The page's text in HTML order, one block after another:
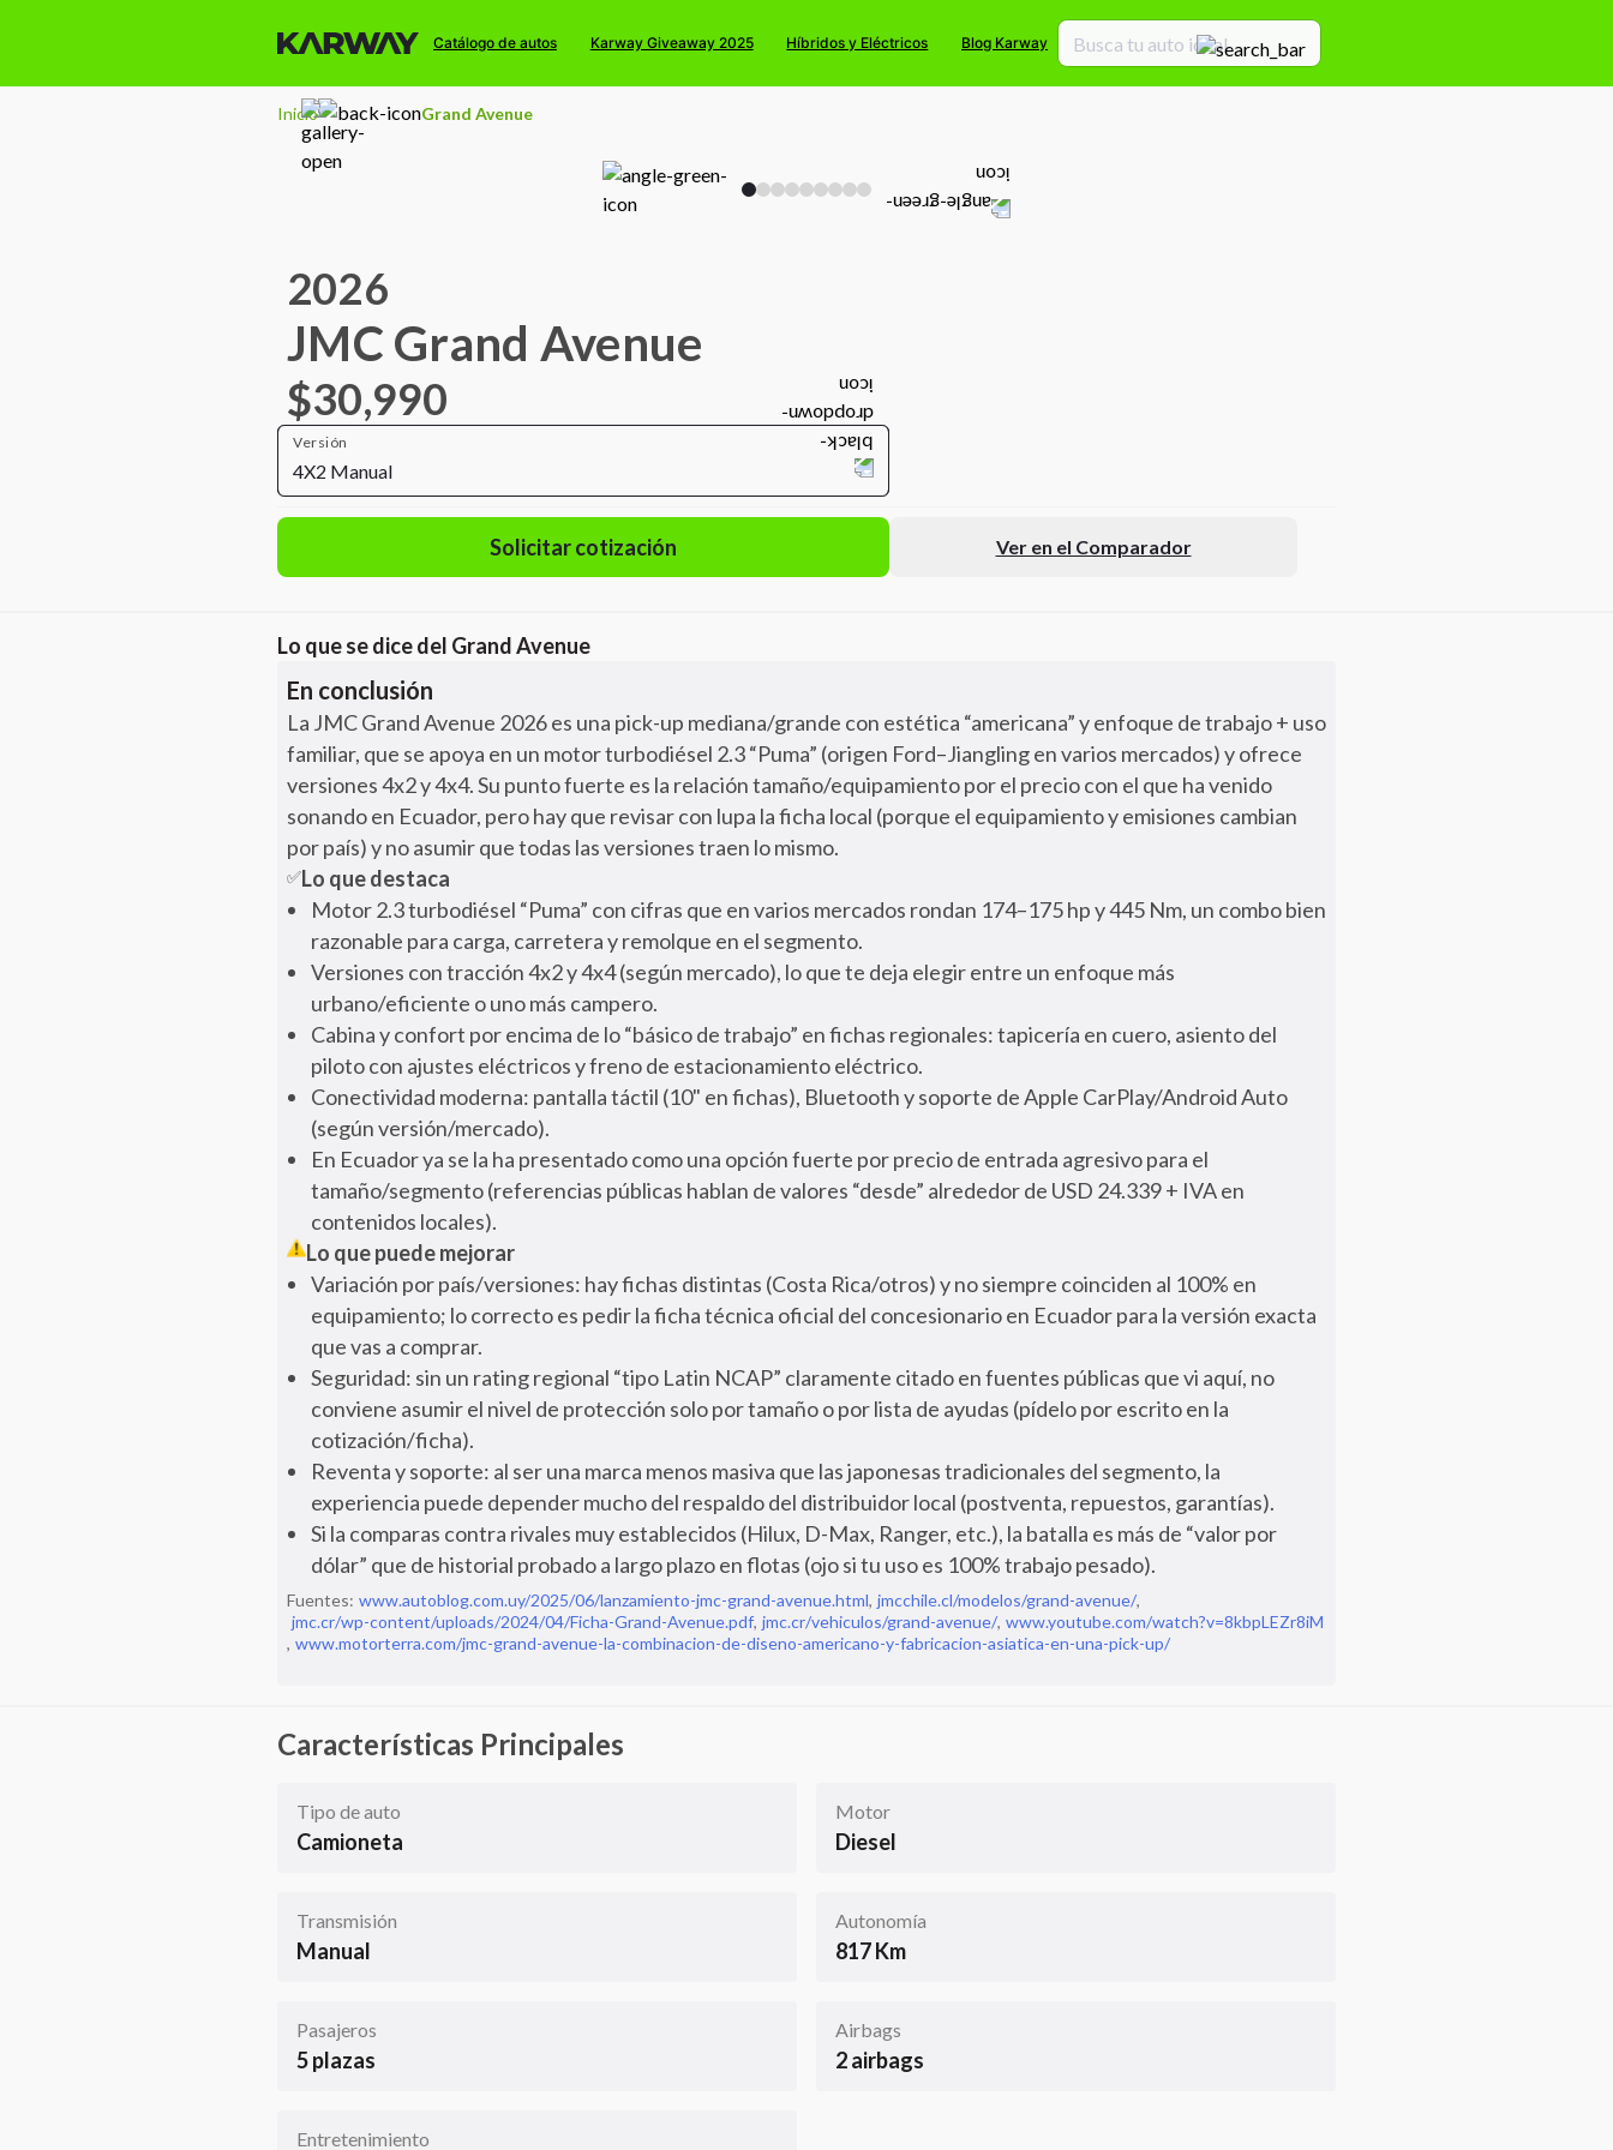
Catálogo de autos Karway Giveaway 2025 Híbridos y Eléctricos Blog Karway
Inicio Grand Avenue
2026
JMC Grand Avenue
$30,990
Versión
4X2 Manual
Solicitar cotización Ver en el Comparador
Lo que se dice del Grand Avenue
En conclusión
La JMC Grand Avenue 2026 es una pick-up mediana/grande con estética “americana” y enfoque de trabajo + uso
familiar, que se apoya en un motor turbodiésel 2.3 “Puma” (origen Ford–Jiangling en varios mercados) y ofrece
versiones 4x2 y 4x4. Su punto fuerte es la relación tamaño/equipamiento por el precio con el que ha venido
sonando en Ecuador, pero hay que revisar con lupa la ficha local (porque el equipamiento y emisiones cambian
por país) y no asumir que todas las versiones traen lo mismo.
✅Lo que destaca
Motor 2.3 turbodiésel “Puma” con cifras que en varios mercados rondan 174–175 hp y 445 Nm, un combo bien
razonable para carga, carretera y remolque en el segmento.
Versiones con tracción 4x2 y 4x4 (según mercado), lo que te deja elegir entre un enfoque más
urbano/eficiente o uno más campero.
Cabina y confort por encima de lo “básico de trabajo” en fichas regionales: tapicería en cuero, asiento del
piloto con ajustes eléctricos y freno de estacionamiento eléctrico.
Conectividad moderna: pantalla táctil (10" en fichas), Bluetooth y soporte de Apple CarPlay/Android Auto
(según versión/mercado).
En Ecuador ya se la ha presentado como una opción fuerte por precio de entrada agresivo para el
tamaño/segmento (referencias públicas hablan de valores “desde” alrededor de USD 24.339 + IVA en
contenidos locales).
Lo que puede mejorar
Variación por país/versiones: hay fichas distintas (Costa Rica/otros) y no siempre coinciden al 100% en
equipamiento; lo correcto es pedir la ficha técnica oficial del concesionario en Ecuador para la versión exacta
que vas a comprar.
Seguridad: sin un rating regional “tipo Latin NCAP” claramente citado en fuentes públicas que vi aquí, no
conviene asumir el nivel de protección solo por tamaño o por lista de ayudas (pídelo por escrito en la
cotización/ficha).
Reventa y soporte: al ser una marca menos masiva que las japonesas tradicionales del segmento, la
experiencia puede depender mucho del respaldo del distribuidor local (postventa, repuestos, garantías).
Si la comparas contra rivales muy establecidos (Hilux, D-Max, Ranger, etc.), la batalla es más de “valor por
dólar” que de historial probado a largo plazo en flotas (ojo si tu uso es 100% trabajo pesado).
Fuentes: www.autoblog.com.uy/2025/06/lanzamiento-jmc-grand-avenue.html, jmcchile.cl/modelos/grand-avenue/,
jmc.cr/wp-content/uploads/2024/04/Ficha-Grand-Avenue.pdf, jmc.cr/vehiculos/grand-avenue/, www.youtube.com/watch?v=8kbpLEZr8iM
, www.motorterra.com/jmc-grand-avenue-la-combinacion-de-diseno-americano-y-fabricacion-asiatica-en-una-pick-up/
Características Principales
Tipo de auto
Camioneta
Motor
Diesel
Transmisión
Manual
Autonomía
817 Km
Pasajeros
5 plazas
Airbags
2 airbags
Entretenimiento